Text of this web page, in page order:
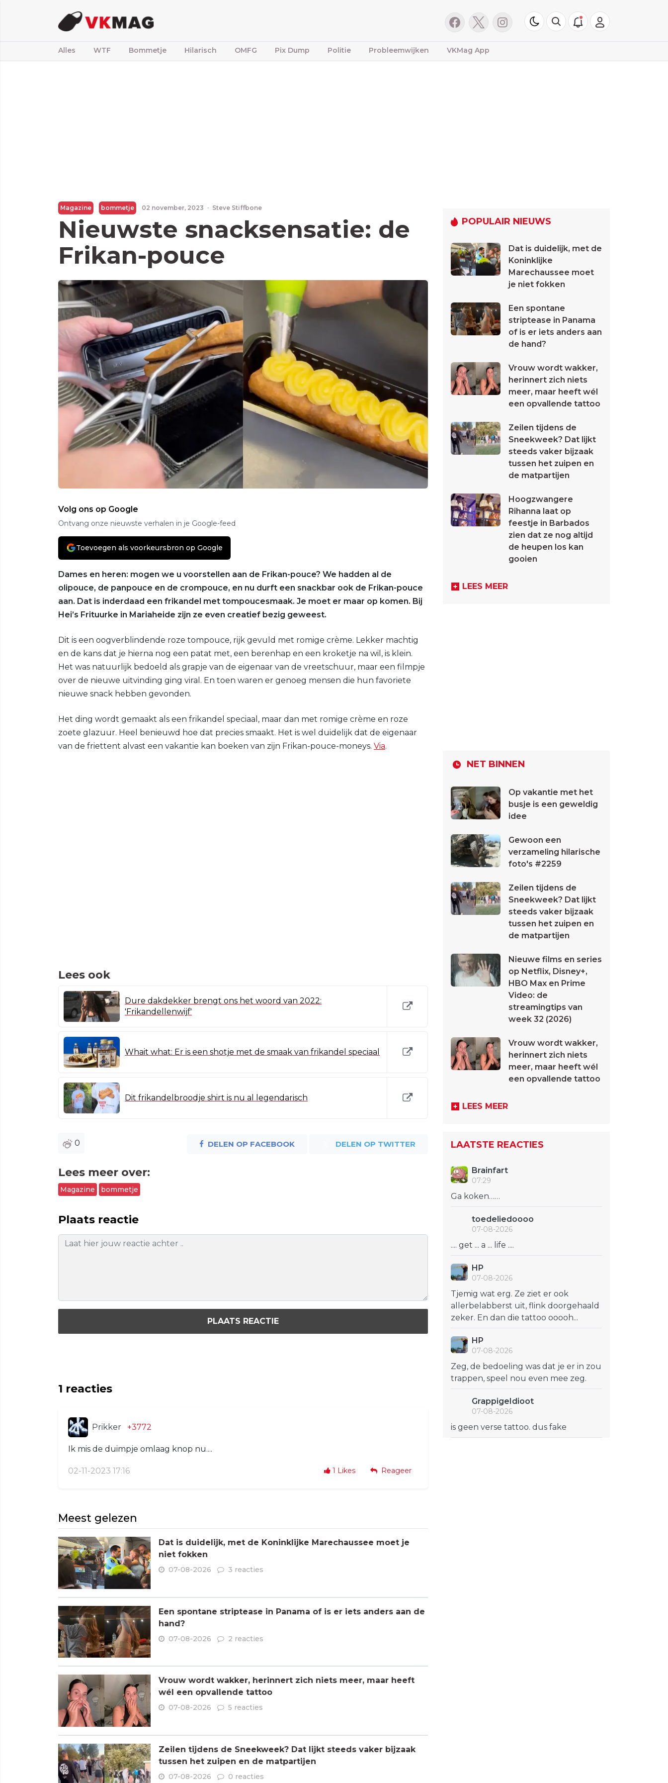
Alles WTF Bommetje Hilarisch OMFG Pix Dump Politie Probleemwijken VKMag App
Magazine bommetje 02 november, 2023 · Steve Stiffbone
Nieuwste snacksensatie: de
Frikan-pouce
Volg ons op Google
Ontvang onze nieuwste verhalen in je Google-feed
Toevoegen als voorkeursbron op Google
Dames en heren: mogen we u voorstellen aan de Frikan-pouce? We hadden al de
olipouce, de panpouce en de crompouce, en nu durft een snackbar ook de Frikan-pouce
aan. Dat is inderdaad een frikandel met tompoucesmaak. Je moet er maar op komen. Bij
Hei’s Frituurke in Mariaheide zijn ze even creatief bezig geweest.
Dit is een oogverblindende roze tompouce, rijk gevuld met romige crème. Lekker machtig
en de kans dat je hierna nog een patat met, een berenhap en een kroketje na wil, is klein.
Het was natuurlijk bedoeld als grapje van de eigenaar van de vreetschuur, maar een filmpje
over de nieuwe uitvinding ging viral. En toen waren er genoeg mensen die hun favoriete
nieuwe snack hebben gevonden.
Het ding wordt gemaakt als een frikandel speciaal, maar dan met romige crème en roze
zoete glazuur. Heel benieuwd hoe dat precies smaakt. Het is wel duidelijk dat de eigenaar
van de friettent alvast een vakantie kan boeken van zijn Frikan-pouce-moneys. Via.
Lees ook
Dure dakdekker brengt ons het woord van 2022:
'Frikandellenwijf'
Whait what: Er is een shotje met de smaak van frikandel speciaal
Dit frikandelbroodje shirt is nu al legendarisch
0 DELEN OP FACEBOOK DELEN OP TWITTER
Lees meer over:
Magazine bommetje
Plaats reactie
PLAATS REACTIE
1 reacties
Prikker +3772
Ik mis de duimpje omlaag knop nu....
02-11-2023 17:16 1 Likes Reageer
Meest gelezen
Dat is duidelijk, met de Koninklijke Marechaussee moet je
niet fokken
07-08-2026 3 reacties
Een spontane striptease in Panama of is er iets anders aan de
hand?
07-08-2026 2 reacties
Vrouw wordt wakker, herinnert zich niets meer, maar heeft
wél een opvallende tattoo
07-08-2026 5 reacties
Zeilen tijdens de Sneekweek? Dat lijkt steeds vaker bijzaak
tussen het zuipen en de matpartijen
07-08-2026 0 reacties
POPULAIR NIEUWS
Dat is duidelijk, met de
Koninklijke
Marechaussee moet
je niet fokken
Een spontane
striptease in Panama
of is er iets anders aan
de hand?
Vrouw wordt wakker,
herinnert zich niets
meer, maar heeft wél
een opvallende tattoo
Zeilen tijdens de
Sneekweek? Dat lijkt
steeds vaker bijzaak
tussen het zuipen en
de matpartijen
Hoogzwangere
Rihanna laat op
feestje in Barbados
zien dat ze nog altijd
de heupen los kan
gooien
LEES MEER
NET BINNEN
Op vakantie met het
busje is een geweldig
idee
Gewoon een
verzameling hilarische
foto's #2259
Zeilen tijdens de
Sneekweek? Dat lijkt
steeds vaker bijzaak
tussen het zuipen en
de matpartijen
Nieuwe films en series
op Netflix, Disney+,
HBO Max en Prime
Video: de
streamingtips van
week 32 (2026)
Vrouw wordt wakker,
herinnert zich niets
meer, maar heeft wél
een opvallende tattoo
LEES MEER
LAATSTE REACTIES
Brainfart
07:29
Ga koken……
toedeliedoooo
07-08-2026
.... get ... a ... life ....
HP
07-08-2026
Tjemig wat erg. Ze ziet er ook
allerbelabberst uit, flink doorgehaald
zeker. En dan die tattoo ooooh...
HP
07-08-2026
Zeg, de bedoeling was dat je er in zou
trappen, speel nou even mee zeg.
GrappigeIdioot
07-08-2026
is geen verse tattoo. dus fake